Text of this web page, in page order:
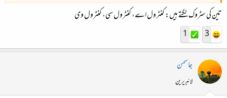
تین کی سٹروک لگتے ہیں: کنٹرول اے، کنٹرول سی، کنٹرول وی
3
1
جاسمن
لائبریرین